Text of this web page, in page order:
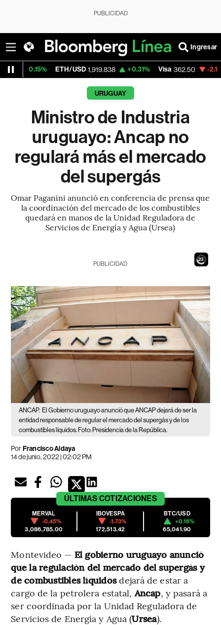
PUBLICIDAD
Ingresar
ETH/USD 1,919.838 +0.31% Visa 362.50 -2.15%
URUGUAY
Ministro de Industria
uruguayo: Ancap no
regulará más el mercado
del supergás
Omar Paganini anunció en conferencia de prensa que
la coordinación del mercado de los combustibles
quedará en manos de la Unidad Reguladora de
Servicios de Energía y Agua (Ursea)
21
PUBLICIDAD
ANCAP. El Gobierno uruguayo anunció que ANCAP dejará de ser la
entidad responsable de regular el mercado del supergás y de los
combustibles líquidos. Foto: Presidencia de la República.
PorFrancisco Aldaya
14 de junio, 2022 | 02:02 PM
ÚLTIMAS COTIZACIONES
MERVAL
-0.45%
3,086,785.00
IBOVESPA
-1.73%
172,513.42
BTC/USD
+0.16%
65,041.90
Montevideo — El gobierno uruguayo anunció
que la regulación del mercado del supergás y
de combustibles líquidosdejará de estar a
cargo de la petrolera estatal,Ancap, y pasará a
ser coordinada por la Unidad Reguladora de
Servicios de Energía y Agua (Ursea).